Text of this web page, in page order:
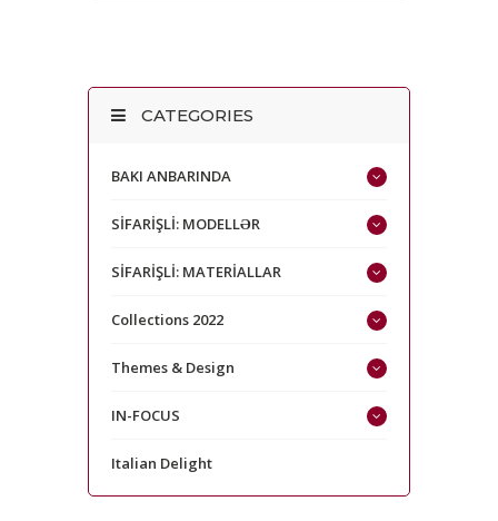
CATEGORIES
BAKI ANBARINDA
SİFARİŞLİ: MODELLƏR
SİFARİŞLİ: MATERİALLAR
Collections 2022
Themes & Design
IN-FOCUS
Italian Delight